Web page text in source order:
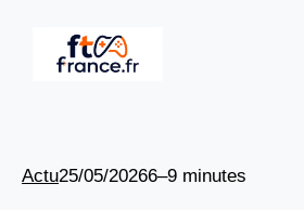
contenu
Actu25/05/20266–9 minutes